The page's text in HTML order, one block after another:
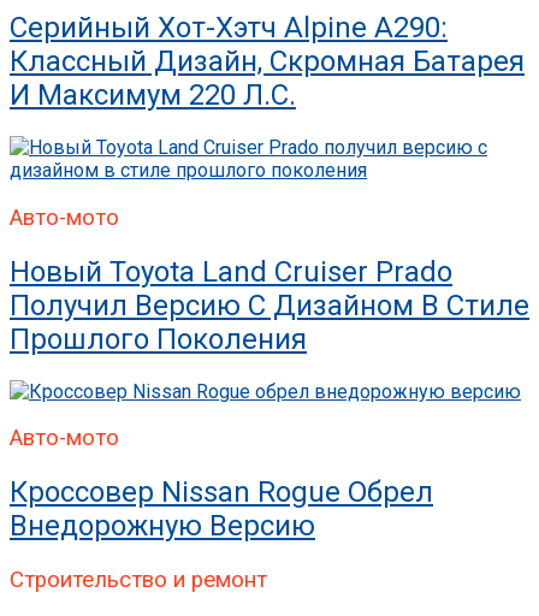
Серийный Хот-Хэтч Alpine A290:
Классный Дизайн, Скромная Батарея
И Максимум 220 Л.с.
Авто-мото
Новый Toyota Land Cruiser Prado
Получил Версию С Дизайном В Стиле
Прошлого Поколения
Авто-мото
Кроссовер Nissan Rogue Обрел
Внедорожную Версию
Строительство и ремонт